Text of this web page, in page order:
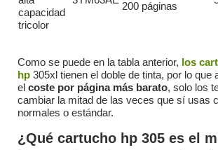
capacidad
tricolor
200 páginas
Como se puede en la tabla anterior, los
hp 305xl tienen el doble de tinta, por lo que
el coste por página más barato, solo los
cambiar la mitad de las veces que sí usas
normales o estándar.
¿Qué cartucho hp 305 es el